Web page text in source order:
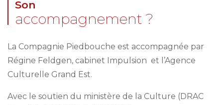
Son
accompagnement ?
La Compagnie Piedbouche est accompagnée par
Régine Feldgen, cabinet Impulsion et l’Agence
Culturelle Grand Est.
Avec le soutien du ministère de la Culture (DRAC